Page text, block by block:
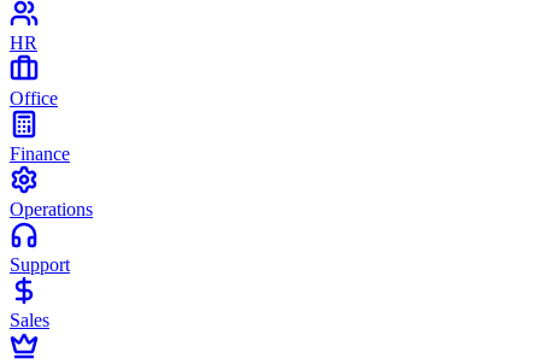
HR
Office
Finance
Operations
Support
Sales